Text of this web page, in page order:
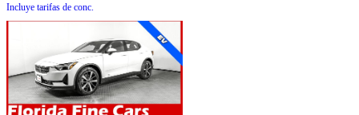
Incluye tarifas de conc.